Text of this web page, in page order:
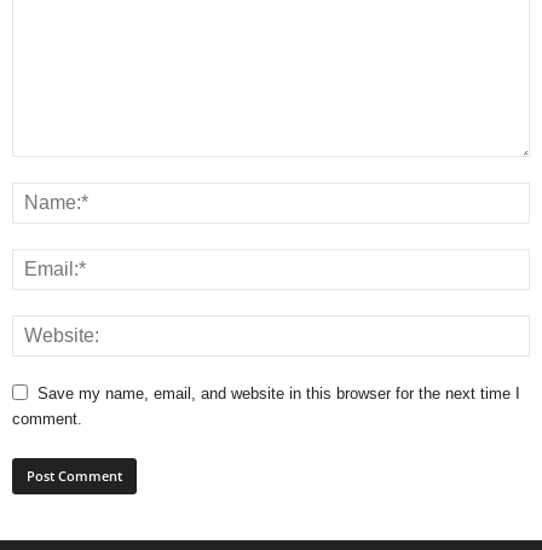
Save my name, email, and website in this browser for the next time I
comment.